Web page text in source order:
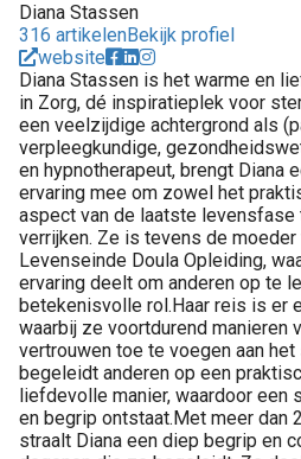
Diana Stassen
316 artikelenBekijk profiel
website
Diana Stassen is het warme en
in Zorg, dé inspiratieplek voor
een veelzijdige achtergrond als
verpleegkundige,
en hypnotherapeut, brengt Diana
ervaring mee om zowel het
aspect van de laatste levensfase
verrijken. Ze is tevens de
Levenseinde Doula Opleiding,
ervaring deelt om anderen op te
betekenisvolle rol.Haar reis is er
waarbij ze voortdurend manieren
vertrouwen toe te voegen aan
begeleidt anderen op een
liefdevolle manier, waardoor een
en begrip ontstaat.Met meer dan
straalt Diana een diep begrip en